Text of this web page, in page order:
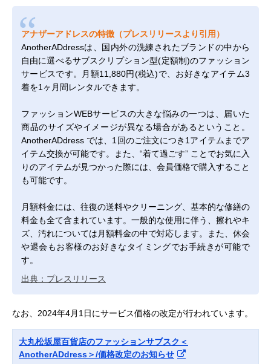
アナザーアドレスの特徴（プレスリリースより引用）
AnotherADdressは、国内外の洗練されたブランドの中から
⾃由に選べるサブスクリプション型(定額制)のファッション
サービスです。⽉額11,880円(税込)で、お好きなアイテム3
着を1ヶ⽉間レンタルできます。
ファッションWEBサービスの⼤きな悩みの⼀つは、届いた
商品のサイズやイメージが異なる場合があるということ。
AnotherADdress では、1回のご注⽂につき1アイテムまでア
イテム交換が可能です。また、“着て過ごす” ことでお気に⼊
りのアイテムが⾒つかった際には、会員価格で購⼊すること
も可能です。
⽉額料⾦には、往復の送料やクリーニング、基本的な修繕の
料⾦も全て含まれています。⼀般的な使⽤に伴う、擦れやキ
ズ、汚れについては⽉額料⾦の中で対応します。また、休会
や退会もお客様のお好きなタイミングでお⼿続きが可能で
す。
出典：プレスリリース
なお、2024年4月1日にサービス価格の改定が行われています。
大丸松坂屋百貨店のファッションサブスク＜
AnotherADdress＞/価格改定のお知らせ